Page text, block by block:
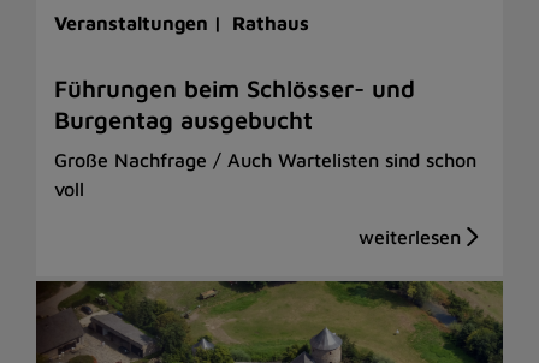
Veranstaltungen | Rathaus
Führungen beim Schlösser- und
Burgentag ausgebucht
Große Nachfrage / Auch Wartelisten sind schon
voll